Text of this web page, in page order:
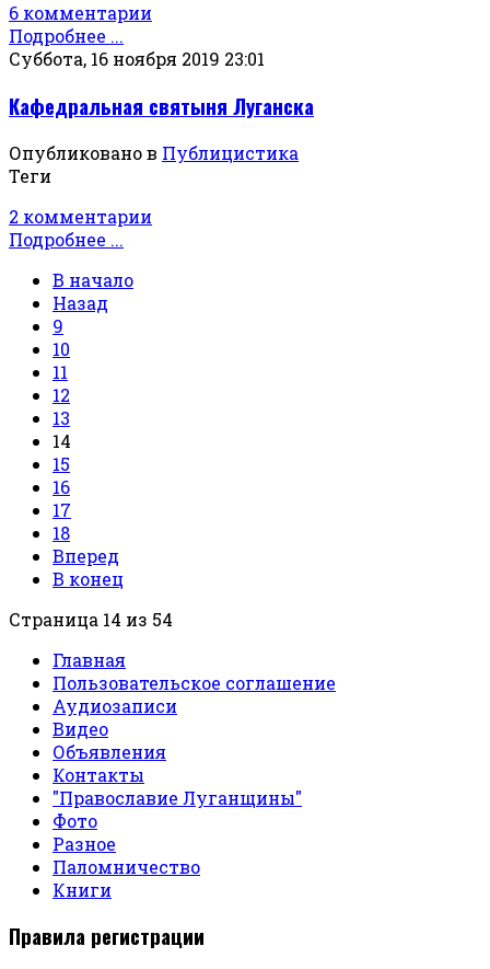
6 комментарии
Подробнее ...
Суббота, 16 ноября 2019 23:01
Кафедральная святыня Луганска
Опубликовано в Публицистика
Теги
2 комментарии
Подробнее ...
В начало
Назад
9
10
11
12
13
14
15
16
17
18
Вперед
В конец
Страница 14 из 54
Главная
Пользовательское соглашение
Аудиозаписи
Видео
Объявления
Контакты
"Православие Луганщины"
Фото
Разное
Паломничество
Книги
Правила регистрации